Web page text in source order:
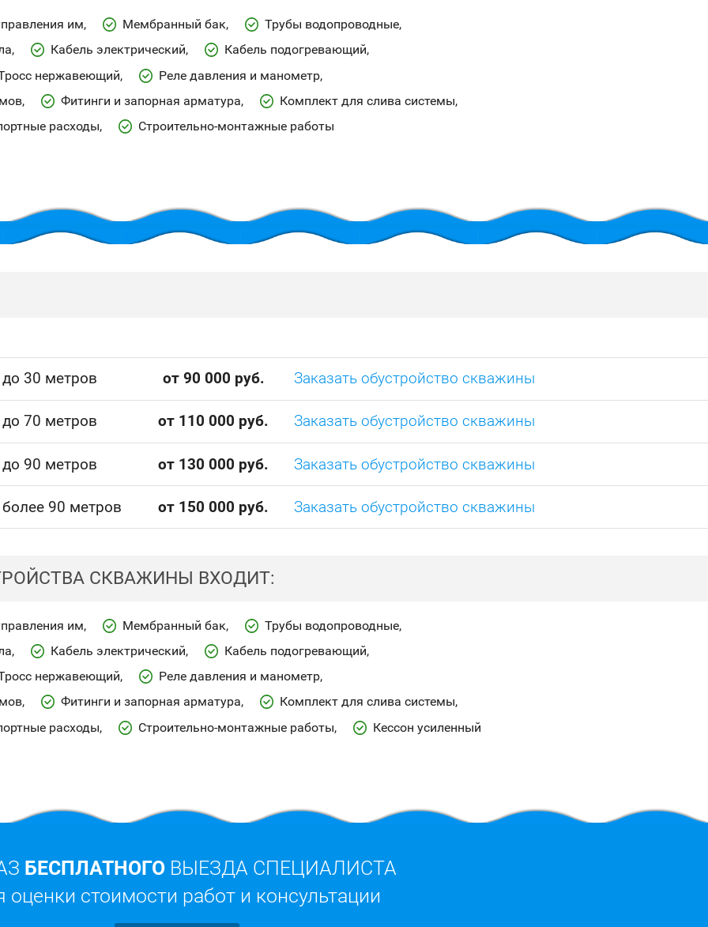
им Мембранный бак
Трубы водопроводные
Кабель электрический
Кабель подогревающий
нержавеющий
Реле давления и манометр
Фитинги и запорная арматура
Комплект для слива системы
расходы Строительно-монтажные работы
30 метров от 90 000 руб. Заказать обустройство скважины
70 метров от 110 000 руб. Заказать обустройство скважины
90 метров от 130 000 руб. Заказать обустройство скважины
90 метров от 150 000 руб. Заказать обустройство скважины
СКВАЖИНЫ ВХОДИТ:
им Мембранный бак
Трубы водопроводные
Кабель электрический
Кабель подогревающий
нержавеющий
Реле давления и манометр
Фитинги и запорная арматура
Комплект для слива системы
расходы Строительно-монтажные работы Кессон усиленный
БЕСПЛАТНОГОВЫЕЗДА СПЕЦИАЛИСТА
оценки стоимости работ и консультации